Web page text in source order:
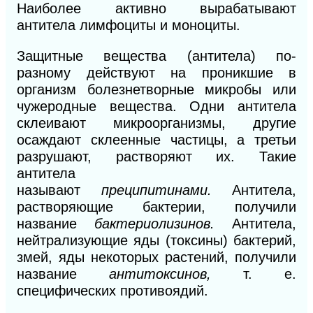
Наиболее активно вырабатывают
антитела лимфоциты и моноциты.
Защитные вещества (антитела) по-
разному действуют на проникшие в
организм болезнетворные микробы или
чужеродные вещества. Одни антитела
склеивают микроорганизмы, другие
осаждают склеенные частицы, а третьи
разрушают, растворяют их. Такие
антитела
называют преципитинами. Антитела,
растворяющие бактерии, получили
название бактериолизинов. Антитела,
нейтрализующие яды (токсины) бактерий,
змей, яды некоторых растений, получили
название антитоксинов, т. е.
специфических противоядий.